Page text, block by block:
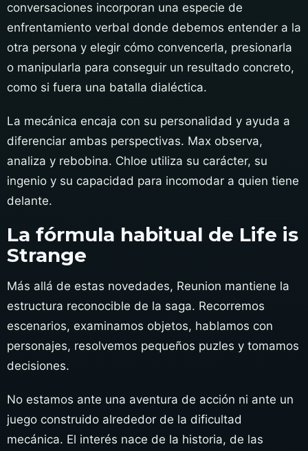
conversaciones incorporan una especie de
enfrentamiento verbal donde debemos entender a la
otra persona y elegir cómo convencerla, presionarla
o manipularla para conseguir un resultado concreto,
como si fuera una batalla dialéctica.
La mecánica encaja con su personalidad y ayuda a
diferenciar ambas perspectivas. Max observa,
analiza y rebobina. Chloe utiliza su carácter, su
ingenio y su capacidad para incomodar a quien tiene
delante.
La fórmula habitual de Life is
Strange
Más allá de estas novedades, Reunion mantiene la
estructura reconocible de la saga. Recorremos
escenarios, examinamos objetos, hablamos con
personajes, resolvemos pequeños puzles y tomamos
decisiones.
No estamos ante una aventura de acción ni ante un
juego construido alrededor de la dificultad
mecánica. El interés nace de la historia, de las